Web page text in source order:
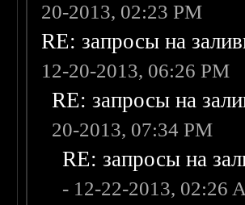
20-2013, 02:23 PM
RE: запросы на
12-20-2013, 06:26 PM
RE: запросы на
20-2013, 07:34 PM
RE: запросы на
- 12-22-2013, 02:26